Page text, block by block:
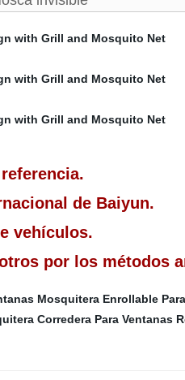
de Baiyun.
vehículos.
por los métodos
Mosquitera Enrollable
Corredera Para Ventanas